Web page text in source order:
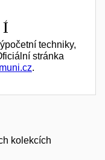
techniky,
stránka
.
kolekcích